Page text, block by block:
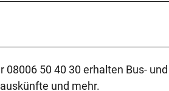
50 40 30 erhalten Bus- und
und mehr.